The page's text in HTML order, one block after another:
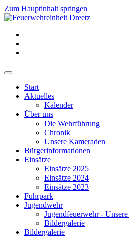
Zum Hauptinhalt springen
Start
Aktuelles
Kalender
Über uns
Die Wehrführung
Chronik
Unsere Kameraden
Bürgerinformationen
Einsätze
Einsätze 2025
Einsätze 2024
Einsätze 2023
Fuhrpark
Jugendwehr
Jugendfeuerwehr -
Bildergalerie
Bildergalerie